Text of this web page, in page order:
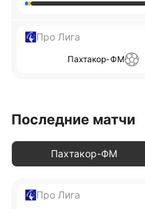
Про Лига
Пахтакор-ФМ
Последние матчи
Пахтакор-ФМ
Про Лига